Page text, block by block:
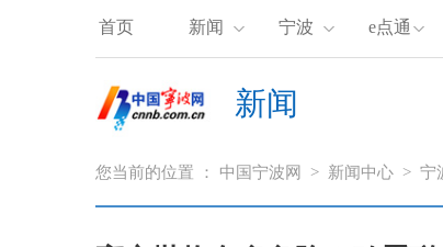
首页 新闻 宁波 e点通
新闻
您当前的位置 ： 中国宁波网 > 新闻中心 > 宁